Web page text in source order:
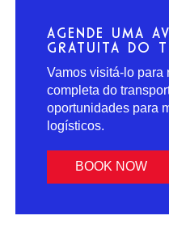
AGENDE UMA
GRATUITA DO
Vamos visitá-lo para
completa do
oportunidades para
logísticos.
BOOK NOW